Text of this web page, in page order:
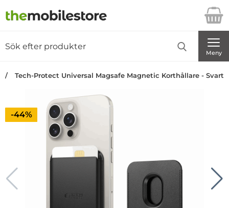
Startsidan för Danira Telecom AB
Meny
Tech-Protect Universal Magsafe Magnetic Korthållare - Svart
Priset är nedsatt med
-44%